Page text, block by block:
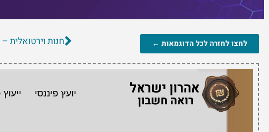
לחצו לחזרה לכל הדוגמאות ← חנות וירטואלית –